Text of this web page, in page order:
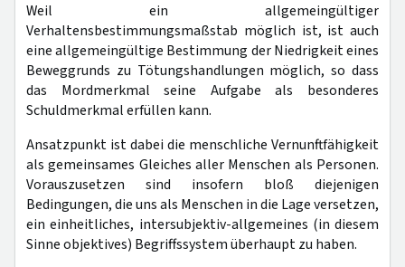
Weil ein allgemeingültiger
Verhaltensbestimmungsmaßstab möglich ist, ist auch
eine allgemeingültige Bestimmung der Niedrigkeit eines
Beweggrunds zu Tötungshandlungen möglich, so dass
das Mordmerkmal seine Aufgabe als besonderes
Schuldmerkmal erfüllen kann.
Ansatzpunkt ist dabei die menschliche Vernunftfähigkeit
als gemeinsames Gleiches aller Menschen als Personen.
Vorauszusetzen sind insofern bloß diejenigen
Bedingungen, die uns als Menschen in die Lage versetzen,
ein einheitliches, intersubjektiv-allgemeines (in diesem
Sinne objektives) Begriffssystem überhaupt zu haben.